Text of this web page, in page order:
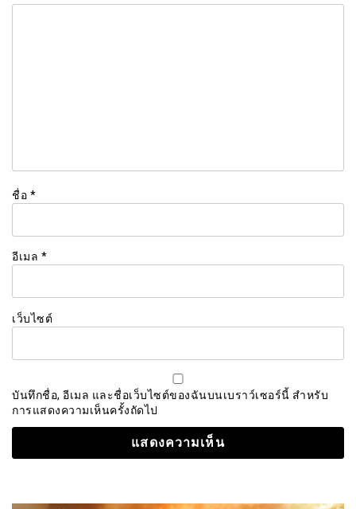
ชื่อ *
อีเมล *
เว็บไซต์
บันทึกชื่อ, อีเมล และชื่อเว็บไซต์ของฉันบนเบราว์เซอร์นี้ สำหรับ
การแสดงความเห็นครั้งถัดไป